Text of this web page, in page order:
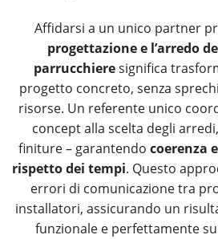
Affidarsi a un unico partner
progettazione e l’arredo
parrucchieresignifica
progetto concreto, senza
risorse. Un referente unico
concept alla scelta degli
finiture – garantendo coerenza
rispetto dei tempi. Questo
errori di comunicazione tra
installatori, assicurando un
funzionale e perfettamente